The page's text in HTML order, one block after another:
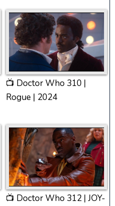
📺 Doctor Who 310 |
Rogue | 2024
📺 Doctor Who 312 | JOY-